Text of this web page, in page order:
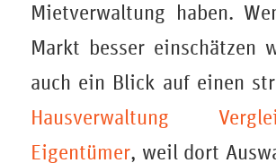
Mietverwaltung haben.
Markt besser einschätzen
auch ein Blick auf einen
Hausverwaltung
Eigentümer, weil dort